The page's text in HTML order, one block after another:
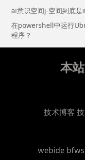
ai意识空间j-空间到底是
在powershell中运行
程序？
本
技术博客
webide